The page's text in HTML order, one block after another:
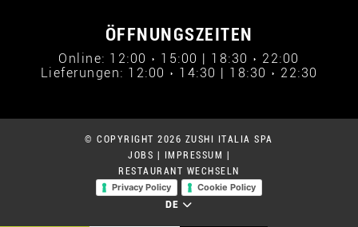
ÖFFNUNGSZEITEN
Online: 12:00 › 15:00 | 18:30 › 22:00
Lieferungen: 12:00 › 14:30 | 18:30 › 22:30
© COPYRIGHT 2026 ZUSHI ITALIA SPA
JOBS
IMPRESSUM
RESTAURANT WECHSELN
Privacy Policy
Cookie Policy
DE